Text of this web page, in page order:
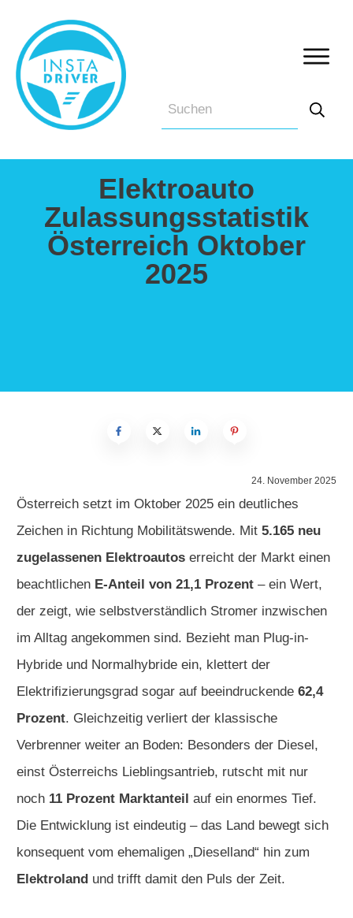
Elektroauto
Zulassungsstatistik
Österreich Oktober
2025
24. November 2025
Österreich setzt im Oktober 2025 ein deutliches
Zeichen in Richtung Mobilitätswende. Mit 5.165 neu
zugelassenen Elektroautos erreicht der Markt einen
beachtlichen E-Anteil von 21,1 Prozent – ein Wert,
der zeigt, wie selbstverständlich Stromer inzwischen
im Alltag angekommen sind. Bezieht man Plug-in-
Hybride und Normalhybride ein, klettert der
Elektrifizierungsgrad sogar auf beeindruckende 62,4
Prozent. Gleichzeitig verliert der klassische
Verbrenner weiter an Boden: Besonders der Diesel,
einst Österreichs Lieblingsantrieb, rutscht mit nur
noch 11 Prozent Marktanteil auf ein enormes Tief.
Die Entwicklung ist eindeutig – das Land bewegt sich
konsequent vom ehemaligen „Dieselland“ hin zum
Elektroland und trifft damit den Puls der Zeit.